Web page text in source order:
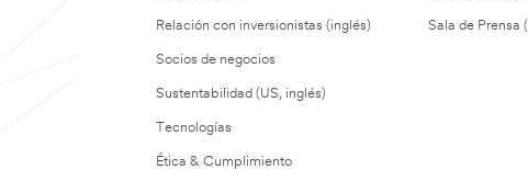
Relación con inversionistas (inglés)
Socios de negocios
Sustentabilidad (US, inglés)
Tecnologías
Ética & Cumplimiento
Sala de Prensa